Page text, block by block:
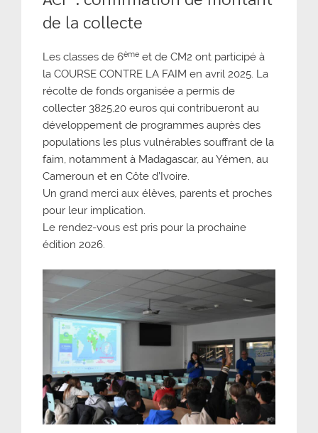
de la collecte
Les classes de 6ème et de CM2 ont participé à
la COURSE CONTRE LA FAIM en avril 2025. La
récolte de fonds organisée a permis de
collecter 3825,20 euros qui contribueront au
développement de programmes auprès des
populations les plus vulnérables souffrant de la
faim, notamment à Madagascar, au Yémen, au
Cameroun et en Côte d’Ivoire.
Un grand merci aux élèves, parents et proches
pour leur implication.
Le rendez-vous est pris pour la prochaine
édition 2026.